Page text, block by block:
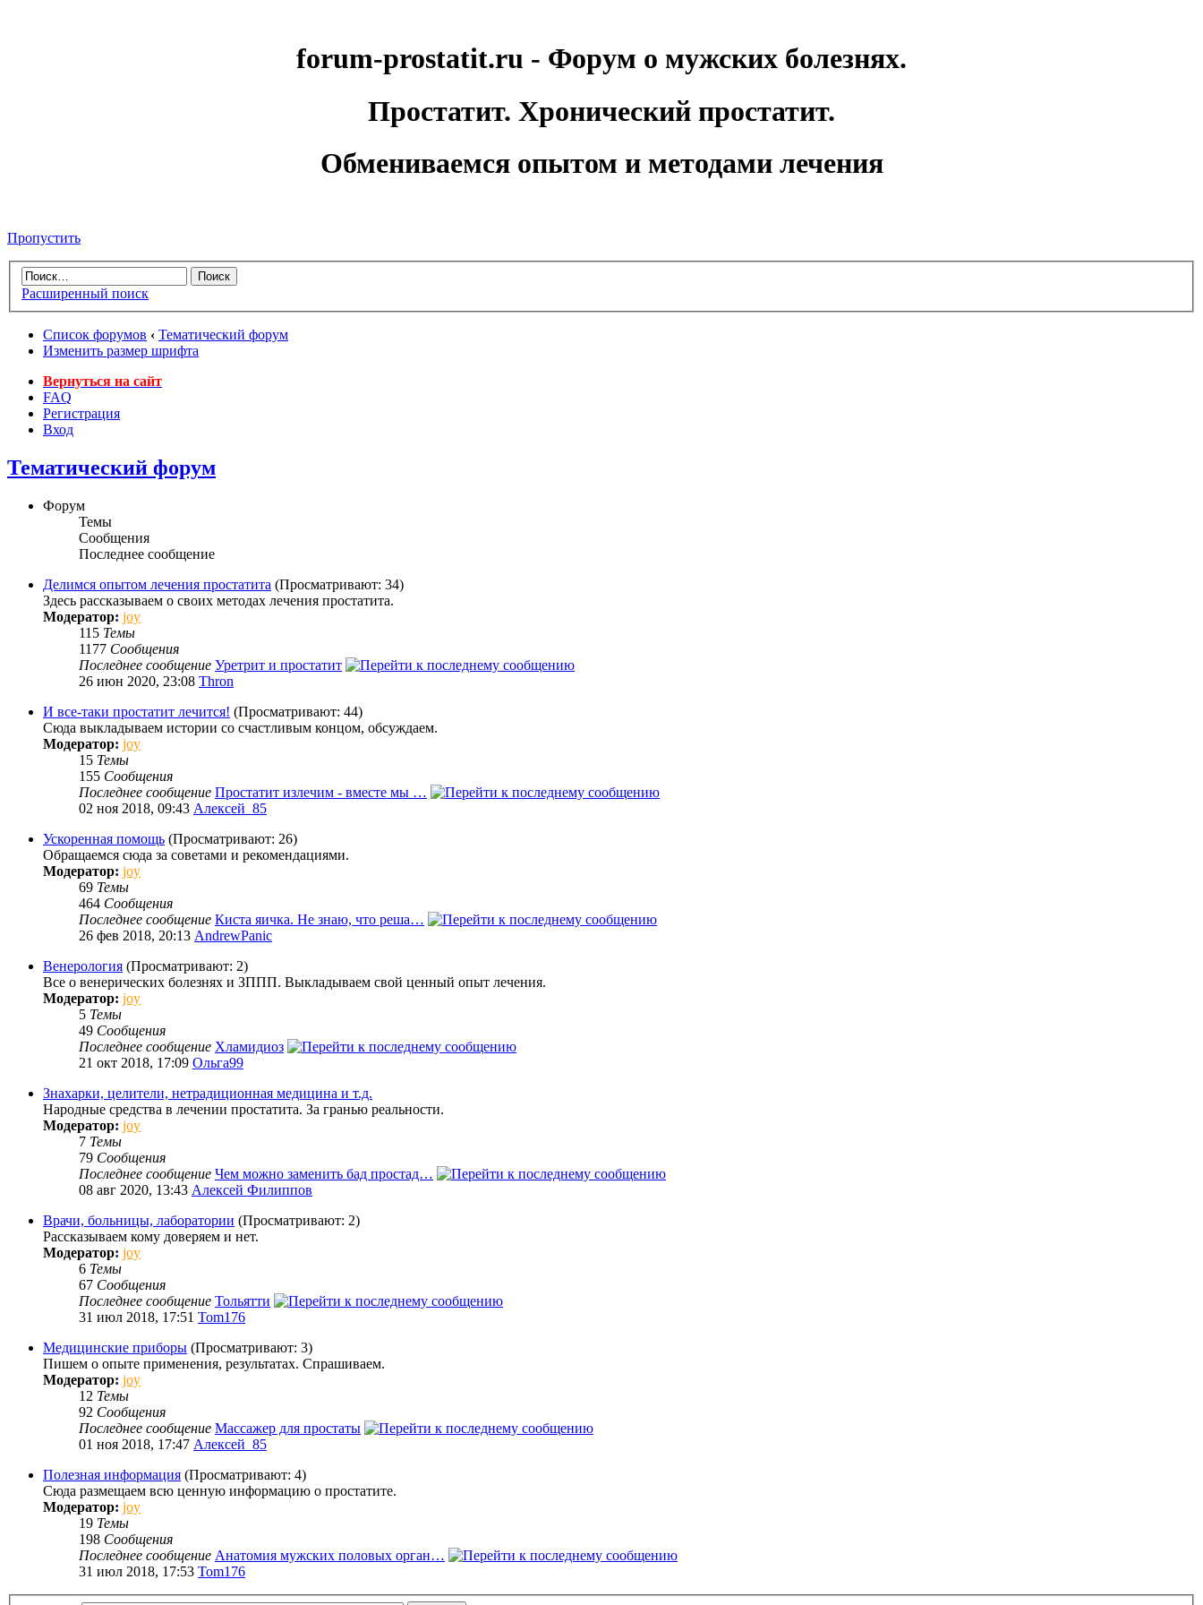
forum-prostatit.ru - Форум о мужских болезнях.
Простатит. Хронический простатит.
Обмениваемся опытом и методами лечения
Пропустить
Расширенный поиск
Список форумов ‹ Тематический форум
Изменить размер шрифта
Вернуться на сайт
FAQ
Регистрация
Вход
Тематический форум
Форум
Темы
Сообщения
Последнее сообщение
Делимся опытом лечения простатита (Просматривают: 34)
Здесь рассказываем о своих методах лечения простатита.
Модератор: joy
115 Темы
1177 Сообщения
Последнее сообщение Уретрит и простатит
26 июн 2020, 23:08 Thron
И все-таки простатит лечится! (Просматривают: 44)
Сюда выкладываем истории со счастливым концом, обсуждаем.
Модератор: joy
15 Темы
155 Сообщения
Последнее сообщение Простатит излечим - вместе мы …
02 ноя 2018, 09:43 Алексей_85
Ускоренная помощь (Просматривают: 26)
Обращаемся сюда за советами и рекомендациями.
Модератор: joy
69 Темы
464 Сообщения
Последнее сообщение Киста яичка. Не знаю, что реша…
26 фев 2018, 20:13 AndrewPanic
Венерология (Просматривают: 2)
Все о венерических болезнях и ЗППП. Выкладываем свой ценный опыт лечения.
Модератор: joy
5 Темы
49 Сообщения
Последнее сообщение Хламидиоз
21 окт 2018, 17:09 Ольга99
Знахарки, целители, нетрадиционная медицина и т.д.
Народные средства в лечении простатита. За гранью реальности.
Модератор: joy
7 Темы
79 Сообщения
Последнее сообщение Чем можно заменить бад простад…
08 авг 2020, 13:43 Алексей Филиппов
Врачи, больницы, лаборатории (Просматривают: 2)
Рассказываем кому доверяем и нет.
Модератор: joy
6 Темы
67 Сообщения
Последнее сообщение Тольятти
31 июл 2018, 17:51 Tom176
Медицинские приборы (Просматривают: 3)
Пишем о опыте применения, результатах. Спрашиваем.
Модератор: joy
12 Темы
92 Сообщения
Последнее сообщение Массажер для простаты
01 ноя 2018, 17:47 Алексей_85
Полезная информация (Просматривают: 4)
Сюда размещаем всю ценную информацию о простатите.
Модератор: joy
19 Темы
198 Сообщения
Последнее сообщение Анатомия мужских половых орган…
31 июл 2018, 17:53 Tom176